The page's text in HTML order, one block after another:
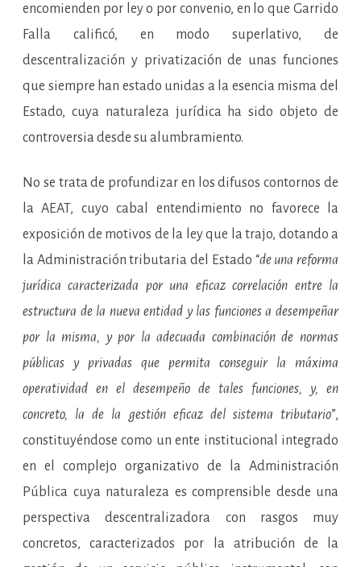
encomienden por ley o por convenio, en lo que Garrido
Falla calificó, en modo superlativo, de
descentralización y privatización de unas funciones
que siempre han estado unidas a la esencia misma del
Estado, cuya naturaleza jurídica ha sido objeto de
controversia desde su alumbramiento.
No se trata de profundizar en los difusos contornos de
la AEAT, cuyo cabal entendimiento no favorece la
exposición de motivos de la ley que la trajo, dotando a
la Administración tributaria del Estado “de una reforma
jurídica caracterizada por una eficaz correlación entre la
estructura de la nueva entidad y las funciones a desempeñar
por la misma, y por la adecuada combinación de normas
públicas y privadas que permita conseguir la máxima
operatividad en el desempeño de tales funciones, y, en
concreto, la de la gestión eficaz del sistema tributario”,
constituyéndose como un ente institucional integrado
en el complejo organizativo de la Administración
Pública cuya naturaleza es comprensible desde una
perspectiva descentralizadora con rasgos muy
concretos, caracterizados por la atribución de la